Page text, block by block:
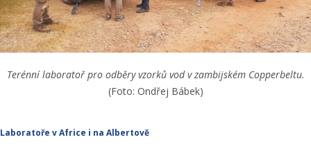
Terénní laboratoř pro odběry vzorků vod v zambijském Copperbeltu.
(Foto: Ondřej Bábek)
Laboratoře v Africe i na Albertově